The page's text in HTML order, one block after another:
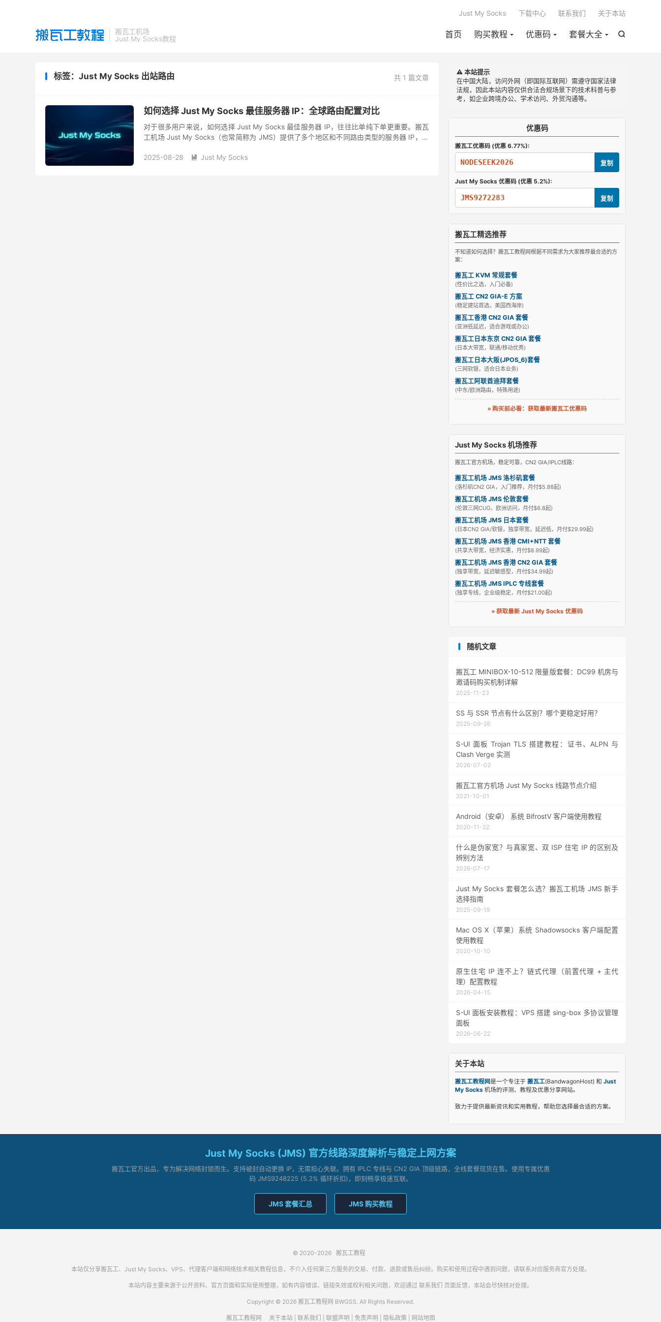
搬瓦工机场
Just My Socks教程

首页 购买教程 优惠码 套餐大全
Just My Socks 下载中心 联系我们 关于本站
共 1 篇文章
标签：Just My Socks 出站路由
如何选择 Just My Socks 最佳服务器 IP：全球路由配置对比
对于很多用户来说，如何选择 Just My Socks 最佳服务器 IP，往往比单纯下单更重要。搬瓦
工机场 Just My Socks（也常简称为 JMS）提供了多个地区和不同路由类型的服务器 IP，而
2025-08-28
 Just My Socks
⚠️ 本站提示
在中国大陆，访问外网（即国际互联网）需遵守国家法律
法规，因此本站内容仅供合法合规场景下的技术科普与参
考，如企业跨境办公、学术访问、外贸沟通等。
优惠码
搬瓦工优惠码 (优惠 6.77%):
NODESEEK2026 复制
Just My Socks 优惠码 (优惠 5.2%):
JMS9272283 复制
搬瓦工精选推荐
不知道如何选择？搬瓦工教程网根据不同需求为大家推荐最合适的方
案：
搬瓦工 KVM 常规套餐
(性价比之选，入门必备)
搬瓦工 CN2 GIA-E 方案
(稳定建站首选，美国西海岸)
搬瓦工香港 CN2 GIA 套餐
(亚洲低延迟，适合游戏或办公)
搬瓦工日本东京 CN2 GIA 套餐
(日本大带宽，联通/移动优秀)
搬瓦工日本大阪(JPOS_6)套餐
(三网软银，适合日本业务)
搬瓦工阿联酋迪拜套餐
(中东/欧洲路由，特殊用途)
» 购买前必看：获取最新搬瓦工优惠码
Just My Socks 机场推荐
搬瓦工官方机场，稳定可靠，CN2 GIA/IPLC线路：
搬瓦工机场 JMS 洛杉矶套餐
(洛杉矶CN2 GIA，入门推荐，月付$5.88起)
搬瓦工机场 JMS 伦敦套餐
(伦敦三网CUG，欧洲访问，月付$6.8起)
搬瓦工机场 JMS 日本套餐
(日本CN2 GIA/软银，独享带宽，延迟低，月付$29.99起)
搬瓦工机场 JMS 香港 CMI+NTT 套餐
(共享大带宽，经济实惠，月付$8.99起)
搬瓦工机场 JMS 香港 CN2 GIA 套餐
(独享带宽，延迟敏感型，月付$34.99起)
搬瓦工机场 JMS IPLC 专线套餐
(独享专线，企业级稳定，月付$21.00起)
» 获取最新 Just My Socks 优惠码
随机文章
搬瓦工 MINIBOX-10-512 限量版套餐：DC99 机房与
邀请码购买机制详解
2025-11-23
SS 与 SSR 节点有什么区别？哪个更稳定好用？
2025-09-26
S-UI 面板 Trojan TLS 搭建教程：证书、ALPN 与
Clash Verge 实测
2026-07-02
搬瓦工官方机场 Just My Socks 线路节点介绍
2021-10-01
Android（安卓） 系统 BifrostV 客户端使用教程
2020-11-22
什么是伪家宽？与真家宽、双 ISP 住宅 IP 的区别及
辨别方法
2026-07-17
Just My Socks 套餐怎么选？搬瓦工机场 JMS 新手
选择指南
2025-09-19
Mac OS X（苹果）系统 Shadowsocks 客户端配置
使用教程
2020-10-10
原生住宅 IP 连不上？链式代理（前置代理 + 主代
理）配置教程
2026-04-15
S-UI 面板安装教程：VPS 搭建 sing-box 多协议管理
面板
2026-06-22
关于本站
搬瓦工教程网是一个专注于 搬瓦工(BandwagonHost) 和 Just
My Socks 机场的评测、教程及优惠分享网站。
致力于提供最新资讯和实用教程，帮助您选择最合适的方案。
Just My Socks (JMS) 官方线路深度解析与稳定上网方案
搬瓦工官方出品，专为解决网络封锁而生。支持被封自动更换 IP，无需担心失联。拥有 IPLC 专线与 CN2 GIA 顶级链路，全线套餐现货在售。使用专属优惠
码 JMS9248225 (5.2% 循环折扣)，即刻畅享极速互联。
JMS 套餐汇总 JMS 购买教程
© 2020-2026 搬瓦工教程
本站仅分享搬瓦工、Just My Socks、VPS、代理客户端和网络技术相关教程信息，不介入任何第三方服务的交易、付款、退款或售后纠纷。购买和使用过程中遇到问题，请联系对应服务商官方处理。
本站内容主要来源于公开资料、官方页面和实际使用整理，如有内容错误、链接失效或权利相关问题，欢迎通过 联系我们 页面反馈，本站会尽快核对处理。
Copyright © 2026 搬瓦工教程网 BWGSS. All Rights Reserved.
搬瓦工教程网 关于本站| 联系我们 联盟声明 免责声明 隐私政策 网站地图